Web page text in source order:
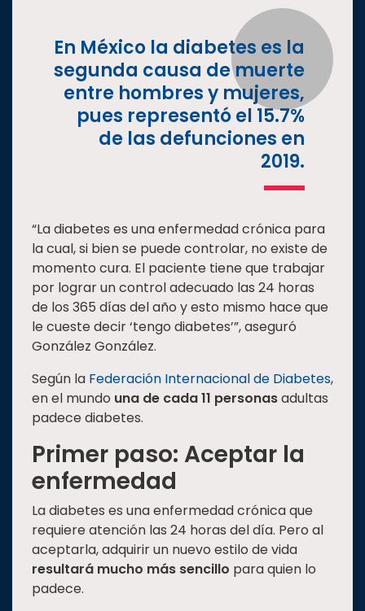
NacionalEn México la diabetes es la
segunda causa de muerte
entre hombres y mujeres,
pues representó el 15.7%
de las defunciones en
2019.
“La diabetes es una enfermedad crónica para
la cual, si bien se puede controlar, no existe de
momento cura. El paciente tiene que trabajar
por lograr un control adecuado las 24 horas
de los 365 días del año y esto mismo hace que
le cueste decir ‘tengo diabetes’”, aseguró
González González.
Según la Federación Internacional de Diabetes,
en el mundo una de cada 11 personasadultas
padece diabetes.
Primer paso: Aceptar la
enfermedad
La diabetes es una enfermedad crónica que
requiere atención las 24 horas del día. Pero al
aceptarla, adquirir un nuevo estilo de vida
resultará mucho más sencillo para quien lo
padece.